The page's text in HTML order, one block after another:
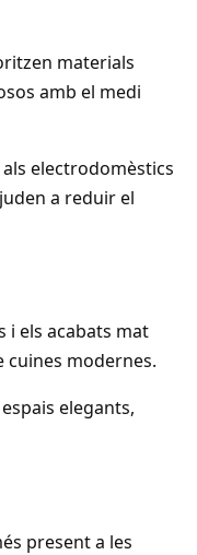
materials
amb el medi
electrodomèstics
a reduir el
i els acabats mat
cuines modernes.
elegants,
present a les